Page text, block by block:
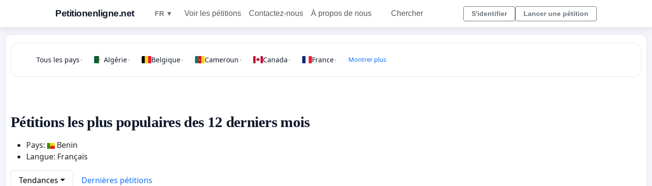
Petitionenligne.net FR ▼ Voir les pétitions Contactez-nous À propos de nous Chercher S'identifier Lancer une pétition
Tous les pays › Algérie› Belgique› Cameroun › Canada › France› Montrer plus
Pétitions les plus populaires des 12 derniers mois
Pays:
Benin
Langue: Français
Tendances Dernières pétitions